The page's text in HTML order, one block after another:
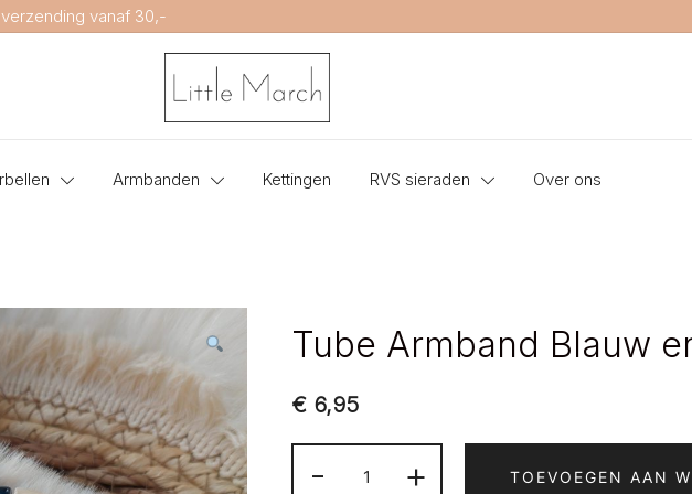
vanaf 30,-
Armbanden Kettingen RVS sieraden Over ons
Tube Armband Blauw
€ 6,95
-
Armband
+ TOEVOEGEN AAN